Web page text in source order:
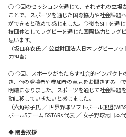
○ 今回のセッションを通じて、それぞれの立場
ことで、スポーツを通じた国際協力や社会課題
ができると改めて感じました。今後もSFTを通
技団体としてラグビーを通じた国際協力とラグ
思います。
（坂口麻衣氏 ／ 公益財団法人日本ラグビーフ
力担当）
○ 今回、スポーツがもたらす社会的インパクト
き、他の登壇者や参加者の意見をお聞きする中
明確になりました。スポーツを通じて社会課題
動に移していきたいと感じました。
（六角彩子氏 ／ 世界野球ソフトボール連盟
ボール5チーム 5STARs 代表 ／ 女子野球元日本
◆ 閉会挨拶